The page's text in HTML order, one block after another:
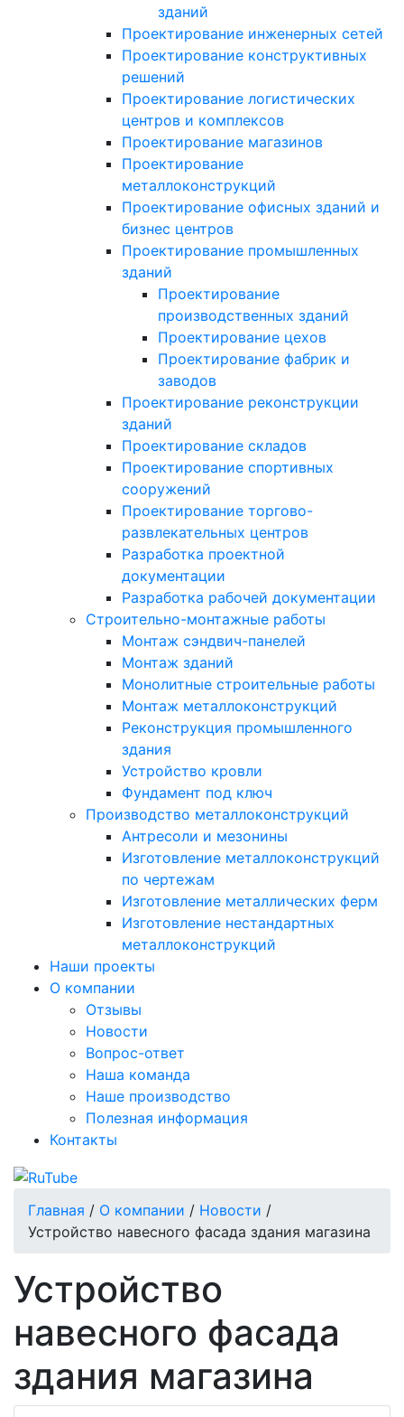
зданий
Проектирование инженерных сетей
Проектирование конструктивных
решений
Проектирование логистических
центров и комплексов
Проектирование магазинов
Проектирование
металлоконструкций
Проектирование офисных зданий и
бизнес центров
Проектирование промышленных
зданий
Проектирование
производственных зданий
Проектирование цехов
Проектирование фабрик и
заводов
Проектирование реконструкции
зданий
Проектирование складов
Проектирование спортивных
сооружений
Проектирование торгово-
развлекательных центров
Разработка проектной
документации
Разработка рабочей документации
Строительно-монтажные работы
Монтаж сэндвич-панелей
Монтаж зданий
Монолитные строительные работы
Монтаж металлоконструкций
Реконструкция промышленного
здания
Устройство кровли
Фундамент под ключ
Производство металлоконструкций
Антресоли и мезонины
Изготовление металлоконструкций
по чертежам
Изготовление металлических ферм
Изготовление нестандартных
металлоконструкций
Наши проекты
О компании
Отзывы
Новости
Вопрос-ответ
Наша команда
Наше производство
Полезная информация
Контакты
Главная / О компании / Новости /
Устройство навесного фасада здания магазина
Устройство
навесного фасада
здания магазина